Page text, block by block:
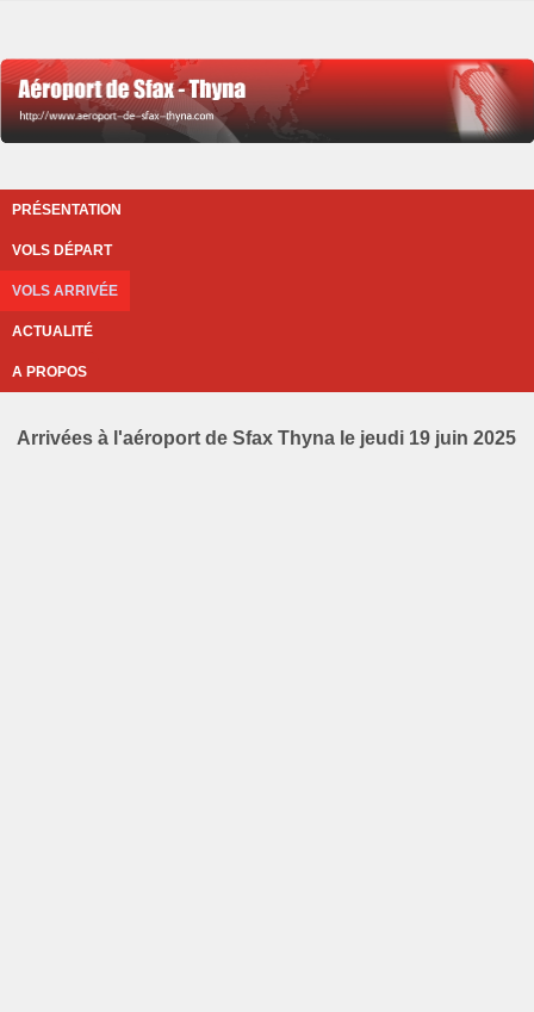
PRÉSENTATION
VOLS DÉPART
VOLS ARRIVÉE
ACTUALITÉ
A PROPOS
Arrivées à l'aéroport de Sfax Thyna le jeudi 19 juin 2025